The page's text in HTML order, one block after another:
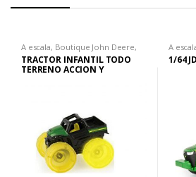
A escala, Boutique John Deere,
Jugueter?a John Deere
TRACTOR INFANTIL TODO
TERRENO ACCION Y
A
1/64